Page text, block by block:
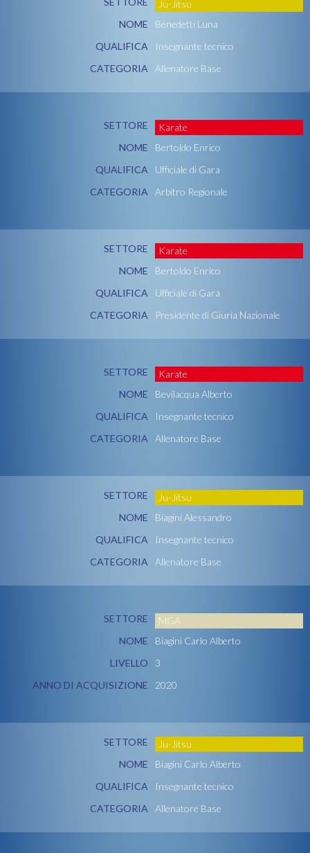
Ju-Jitsu
NOME
Benedetti Luna
QUALIFICA
Insegnante tecnico
CATEGORIA
Allenatore Base
SETTORE
Karate
NOME
Bertoldo Enrico
QUALIFICA
Ufficiale di Gara
CATEGORIA
Arbitro Regionale
SETTORE
Karate
NOME
Bertoldo Enrico
QUALIFICA
Ufficiale di Gara
CATEGORIA
Presidente di Giuria Nazionale
SETTORE
Karate
NOME
Bevilacqua Alberto
QUALIFICA
Insegnante tecnico
CATEGORIA
Allenatore Base
SETTORE
Ju-Jitsu
NOME
Biagini Alessandro
QUALIFICA
Insegnante tecnico
CATEGORIA
Allenatore Base
SETTORE
MGA
NOME
Biagini Carlo Alberto
LIVELLO
3
ANNO DI ACQUISIZIONE
2020
SETTORE
Ju-Jitsu
NOME
Biagini Carlo Alberto
QUALIFICA
Insegnante tecnico
CATEGORIA
Allenatore Base